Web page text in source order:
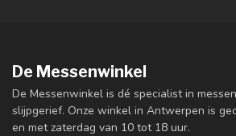
De Messenwinkel
De Messenwinkel is dé specialist in
slijpgerief. Onze winkel in Antwerpen is
en met zaterdag van 10 tot 18 uur.